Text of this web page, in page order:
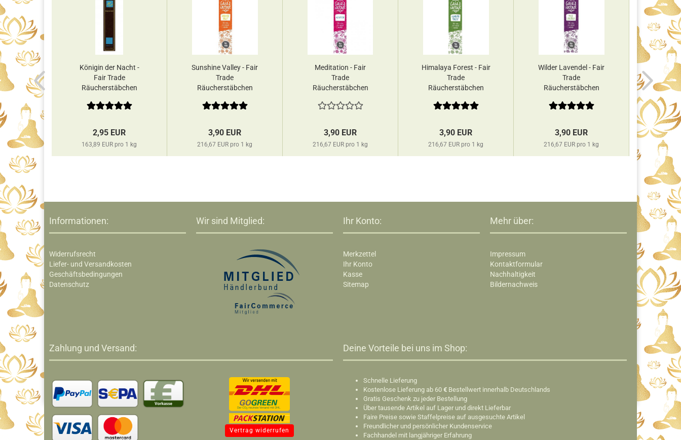
-
Green
1 kg
Königin der Nacht -
Fair Trade
Räucherstäbchen
2,95 EUR
163,89 EUR pro 1 kg
Sunshine Valley - Fair
Trade
Räucherstäbchen
3,90 EUR
216,67 EUR pro 1 kg
Meditation - Fair
Trade
Räucherstäbchen
3,90 EUR
216,67 EUR pro 1 kg
Himalaya Forest - Fair
Trade
Räucherstäbchen
3,90 EUR
216,67 EUR pro 1 kg
Wilder Lavendel - Fair
Trade
Räucherstäbchen
3,90 EUR
216,67 EUR pro 1 kg
Zimt
216,67
Informationen:
Widerrufsrecht
Liefer- und Versandkosten
Geschäftsbedingungen
Datenschutz
Wir sind Mitglied: Ihr Konto:
Merkzettel
Ihr Konto
Kasse
Sitemap
Mehr über:
Impressum
Kontaktformular
Nachhaltigkeit
Bildernachweis
Zahlung und Versand:
Vertrag widerrufen
Deine Vorteile bei uns im Shop:​
Schnelle Lieferung
Kostenlose Lieferung ab 60 € Bestellwert innerhalb Deutschlands
Gratis Geschenk zu jeder Bestellung
Über tausende Artikel auf Lager und direkt Lieferbar
Faire Preise sowie Staffelpreise auf ausgesuchte Artikel
Freundlicher und persönlicher Kundenservice
Fachhandel mit langjähriger Erfahrung